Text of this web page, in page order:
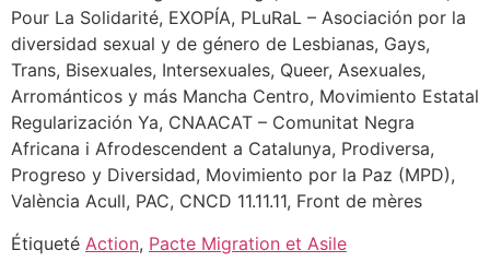
Pour La Solidarité, EXOPÍA, PLuRaL – Asociación por la
diversidad sexual y de género de Lesbianas, Gays,
Trans, Bisexuales, Intersexuales, Queer, Asexuales,
Arrománticos y más Mancha Centro, Movimiento Estatal
Regularización Ya, CNAACAT – Comunitat Negra
Africana i Afrodescendent a Catalunya, Prodiversa,
Progreso y Diversidad, Movimiento por la Paz (MPD),
València Acull, PAC, CNCD 11.11.11, Front de mères
Étiqueté Action, Pacte Migration et Asile